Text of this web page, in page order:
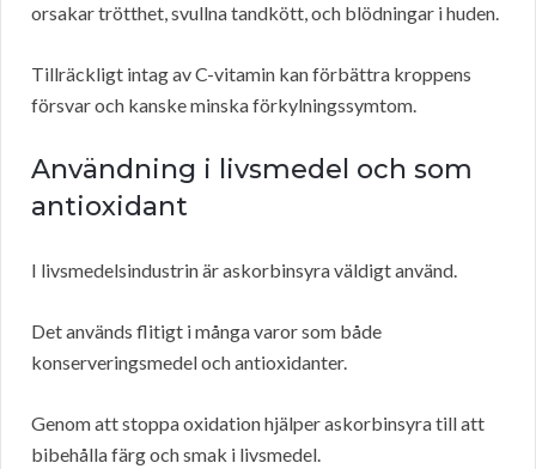
orsakar trötthet, svullna tandkött, och blödningar i huden.
Tillräckligt intag av C-vitamin kan förbättra kroppens
försvar och kanske minska förkylningssymtom.
Användning i livsmedel och som
antioxidant
I livsmedelsindustrin är askorbinsyra väldigt använd.
Det används flitigt i många varor som både
konserveringsmedel och antioxidanter.
Genom att stoppa oxidation hjälper askorbinsyra till att
bibehålla färg och smak i livsmedel.